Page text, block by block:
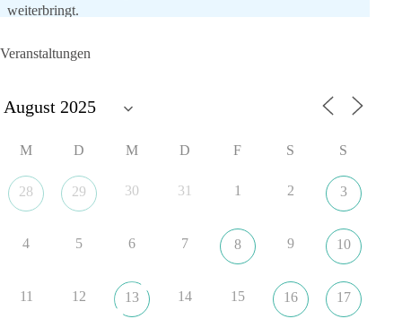
weiterbringt.
Ablehnung. Keine politische Verschmelzung.
Entscheidungen? 👇
#dieBasis #SachsenAnhalt #Landtagswahl2026
#Kooperation
Veranstaltungen
M D M D F S S
28 29 30 31 1 2 3
4 5 6 7 8 9 10
11 12 13 14 15 16 17